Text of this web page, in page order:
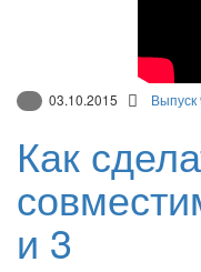
03.10.2015 Выпуск
Как
и 3